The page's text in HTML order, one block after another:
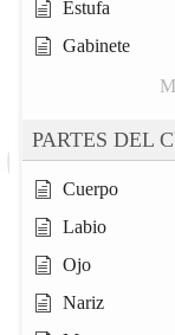
Estufa
Gabinete
PARTES DEL
Cuerpo
Labio
Ojo
Nariz